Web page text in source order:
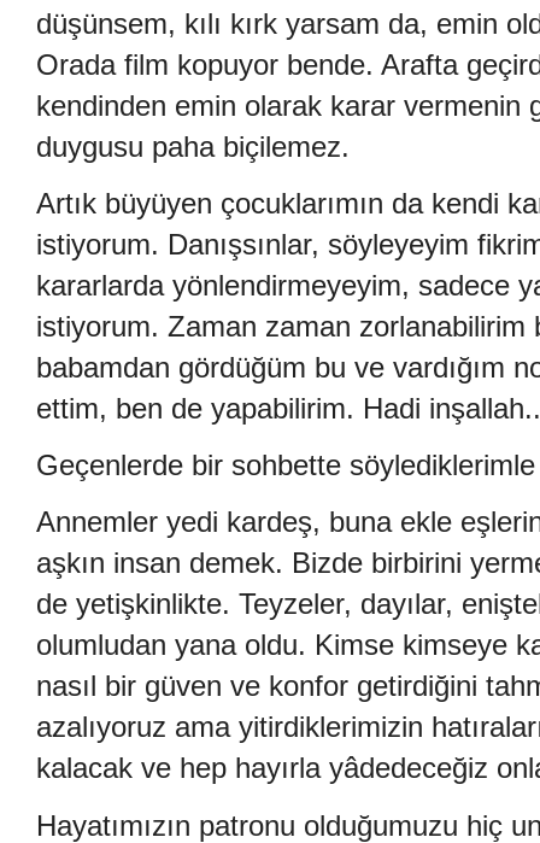
düşünsem, kılı kırk yarsam da, emin
Orada film kopuyor bende. Arafta
kendinden emin olarak karar vermenin
duygusu paha biçilemez.
Artık büyüyen çocuklarımın da kendi
istiyorum. Danışsınlar, söyleyeyim
kararlarda yönlendirmeyeyim, sadece
istiyorum. Zaman zaman
babamdan gördüğüm bu ve vardığım
ettim, ben de yapabilirim. Hadi inşallah..
Geçenlerde bir sohbette
Annemler yedi kardeş, buna ekle
aşkın insan demek. Bizde birbirini
de yetişkinlikte. Teyzeler, dayılar,
olumludan yana oldu. Kimse kimseye
nasıl bir güven ve konfor getirdiğini
azalıyoruz ama yitirdiklerimizin
kalacak ve hep hayırla yâdedeceğiz
Hayatımızın patronu olduğumuzu hiç